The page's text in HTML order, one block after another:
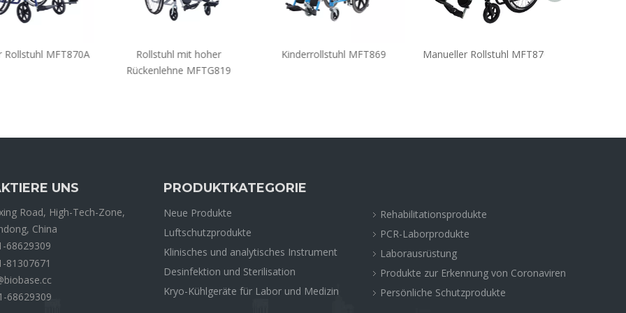
MFT870A
Rollstuhl mit hoher
Rückenlehne MFTG819
Kinderrollstuhl MFT869 Manueller Rollstuhl MFT870B
UNS
Road, High-Tech-Zone,
China
68629309
81307671
68629309
PRODUKTKATEGORIE
Neue Produkte
Luftschutzprodukte
Klinisches und analytisches Instrument
Desinfektion und Sterilisation
Kryo-Kühlgeräte für Labor und Medizin
Rehabilitationsprodukte
PCR-Laborprodukte
Laborausrüstung
Produkte zur Erkennung von Coronaviren
Persönliche Schutzprodukte